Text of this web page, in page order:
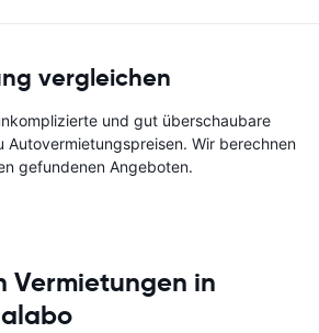
vergleichen
und gut überschaubare
Autovermietungspreisen. Wir berechnen
gefundenen Angeboten.
Vermietungen in